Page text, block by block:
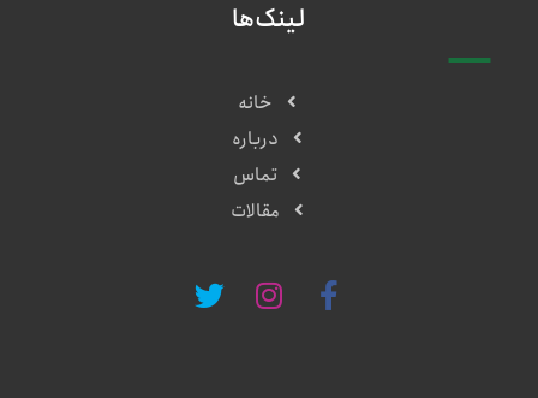
لینک‌ها
خانه
درباره
تماس
مقالات